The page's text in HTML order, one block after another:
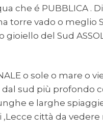
che é PUBBLICA .
torre vado o meglio
del Sud
o sole o mare o
sud più profondo
e larghe
città da vedere